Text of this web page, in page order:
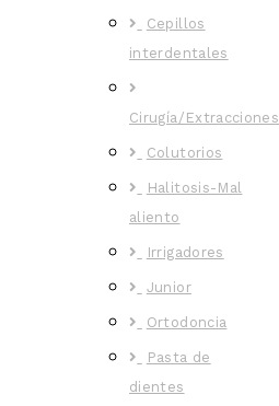
Cepillos
interdentales
Cirugía/Extracciones
Colutorios
Halitosis-Mal
aliento
Irrigadores
Junior
Ortodoncia
Pasta de
dientes